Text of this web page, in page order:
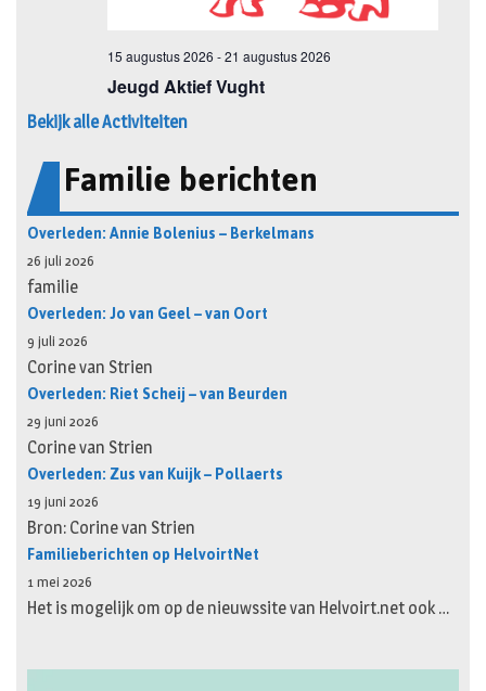
Bekijk alle Activiteiten
Familie berichten
Overleden: Annie Bolenius – Berkelmans
26 juli 2026
familie
Overleden: Jo van Geel – van Oort
9 juli 2026
Corine van Strien
Overleden: Riet Scheij – van Beurden
29 juni 2026
Corine van Strien
Overleden: Zus van Kuijk – Pollaerts
19 juni 2026
Bron: Corine van Strien
Familieberichten op HelvoirtNet
1 mei 2026
Het is mogelijk om op de nieuwssite van Helvoirt.net ook …